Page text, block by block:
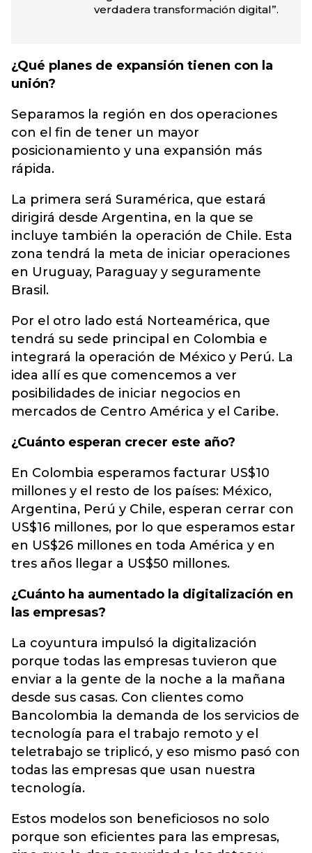
verdadera transformación digital”.
¿Qué planes de expansión tienen con la
unión?
Separamos la región en dos operaciones
con el fin de tener un mayor
posicionamiento y una expansión más
rápida.
La primera será Suramérica, que estará
dirigirá desde Argentina, en la que se
incluye también la operación de Chile. Esta
zona tendrá la meta de iniciar operaciones
en Uruguay, Paraguay y seguramente
Brasil.
Por el otro lado está Norteamérica, que
tendrá su sede principal en Colombia e
integrará la operación de México y Perú. La
idea allí es que comencemos a ver
posibilidades de iniciar negocios en
mercados de Centro América y el Caribe.
¿Cuánto esperan crecer este año?
En Colombia esperamos facturar US$10
millones y el resto de los países: México,
Argentina, Perú y Chile, esperan cerrar con
US$16 millones, por lo que esperamos estar
en US$26 millones en toda América y en
tres años llegar a US$50 millones.
¿Cuánto ha aumentado la digitalización en
las empresas?
La coyuntura impulsó la digitalización
porque todas las empresas tuvieron que
enviar a la gente de la noche a la mañana
desde sus casas. Con clientes como
Bancolombia la demanda de los servicios de
tecnología para el trabajo remoto y el
teletrabajo se triplicó, y eso mismo pasó con
todas las empresas que usan nuestra
tecnología.
Estos modelos son beneficiosos no solo
porque son eficientes para las empresas,